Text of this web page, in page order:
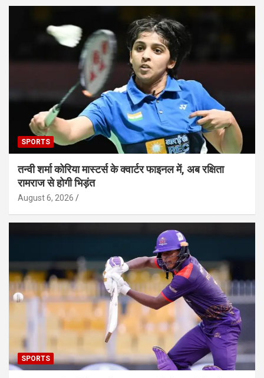
SPORTS
तन्वी शर्मा कोरिया मास्टर्स के क्वार्टर फाइनल में, अब रक्षिता
रामराज से होगी भिड़ंत
August 6, 2026
SPORTS